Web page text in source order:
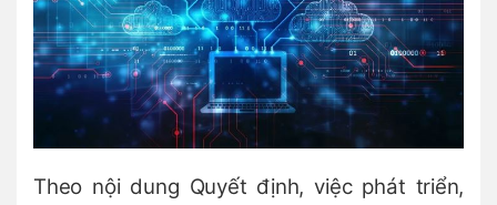
Theo nội dung Quyết định, việc phát triển,